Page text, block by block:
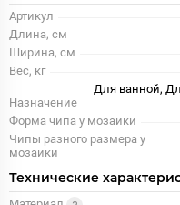
Артикул
Длина, см
Ширина, см
Вес, кг
Назначение
Для ванной,
Форма чипа у мозаики
Чипы разного размера у
мозаики
Технические